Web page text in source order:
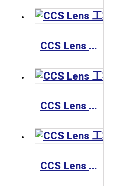
CCS Lens 工業鏡頭 SE-110-5M Series
CCS Lens 工業鏡頭 SE-65-M Series
CCS Lens 工業鏡頭 SE-110-M Series